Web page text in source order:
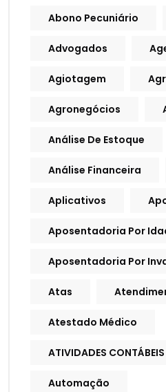
Abono Pecuniário
Advogados
Agiotagem
Agronegócios
Análise De Estoque
Análise Financeira
Aplicativos
Aposentadoria Por
Aposentadoria Por
Atas
Atestado Médico
ATIVIDADES CONTÁBEIS
Automação